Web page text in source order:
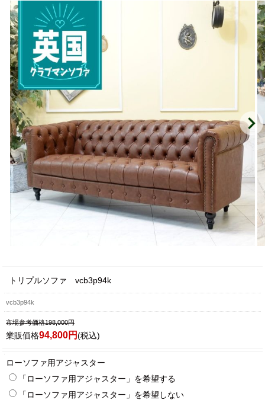
トリプルソファ vcb3p94k
vcb3p94k
市場参考価格198,000円
業販価格94,800円(税込)
ローソファ用アジャスター
「ローソファ用アジャスター」を希望する
「ローソファ用アジャスター」を希望しない